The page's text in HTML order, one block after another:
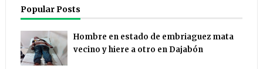
Popular Posts
Hombre en estado de embriaguez mata
vecino y hiere a otro en Dajabón